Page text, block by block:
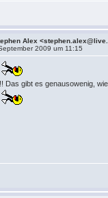
Alex
2009 um 11:15
Das gibt es genausowenig,